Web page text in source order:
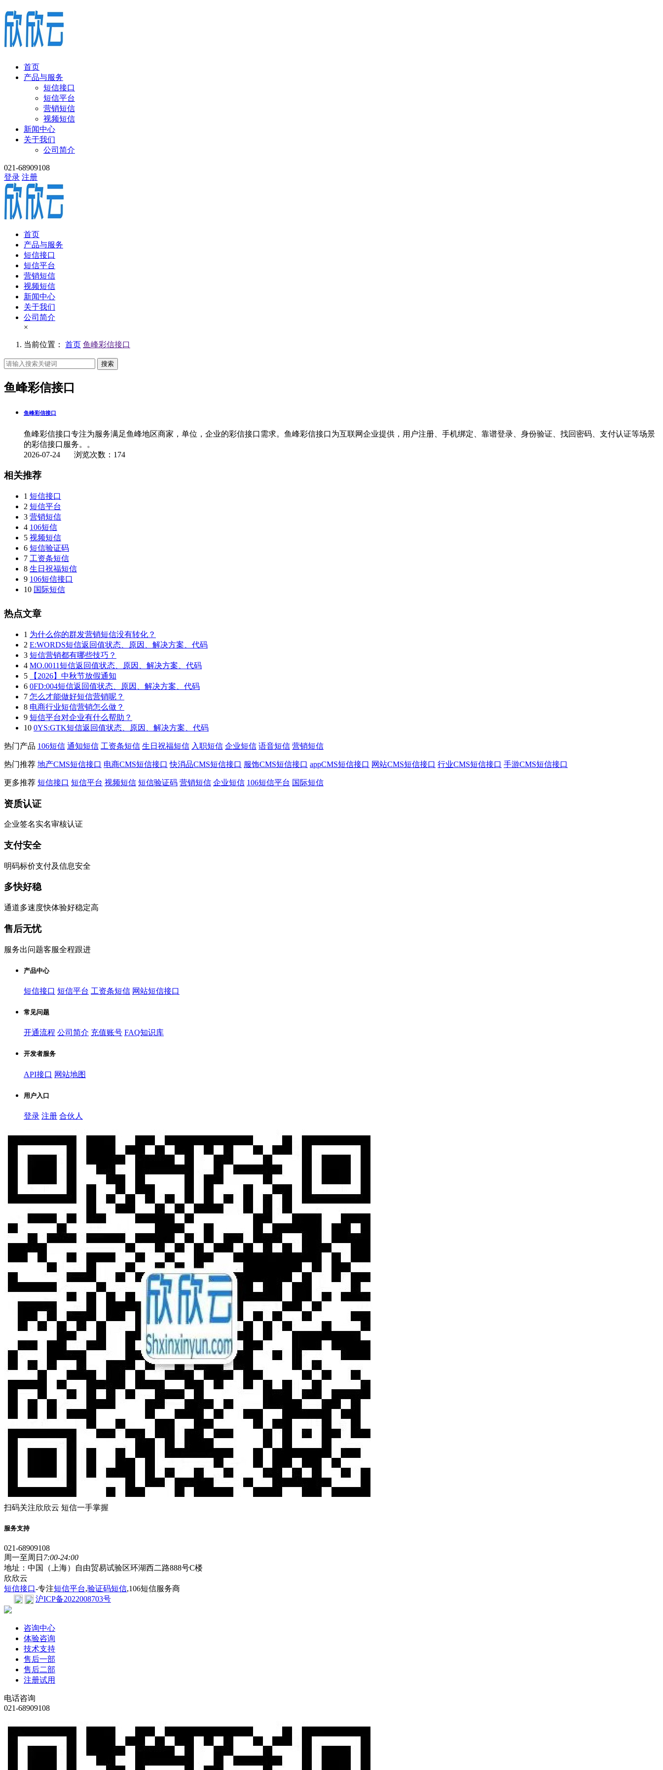
首页
产品与服务
短信接口
短信平台
营销短信
视频短信
新闻中心
关于我们
公司简介
021-68909108
登录 注册
首页
产品与服务
短信接口
短信平台
营销短信
视频短信
新闻中心
关于我们
公司简介
×
当前位置： 首页 鱼峰彩信接口
搜索
鱼峰彩信接口
鱼峰彩信接口
鱼峰彩信接口专注为服务满足鱼峰地区商家，单位，企业的彩信接口需求。鱼峰彩信接口为互联网企业提供，用户注册、手机绑定、靠谱登录、身份验证、找回密码、支付认证等场景
的彩信接口服务。。
2026-07-24 浏览次数：174
相关推荐
1 短信接口
2 短信平台
3 营销短信
4 106短信
5 视频短信
6 短信验证码
7 工资条短信
8 生日祝福短信
9 106短信接口
10 国际短信
热点文章
1 为什么你的群发营销短信没有转化？
2 E:WORDS短信返回值状态、原因、解决方案、代码
3 短信营销都有哪些技巧？
4 MO.0011短信返回值状态、原因、解决方案、代码
5
【2026】中秋节放假通知
6 0FD:004短信返回值状态、原因、解决方案、代码
7 怎么才能做好短信营销呢？
8 电商行业短信营销怎么做？
9 短信平台对企业有什么帮助？
10 0YS:GTK短信返回值状态、原因、解决方案、代码
热门产品 106短信 通知短信 工资条短信 生日祝福短信 入职短信 企业短信 语音短信 营销短信
热门推荐 地产CMS短信接口 电商CMS短信接口 快消品CMS短信接口 服饰CMS短信接口 appCMS短信接口 网站CMS短信接口 行业CMS短信接口 手游CMS短信接口
更多推荐 短信接口 短信平台 视频短信 短信验证码 营销短信 企业短信 106短信平台 国际短信
资质认证
企业签名实名审核认证
支付安全
明码标价支付及信息安全
多快好稳
通道多速度快体验好稳定高
售后无忧
服务出问题客服全程跟进
产品中心
短信接口 短信平台 工资条短信 网站短信接口
常见问题
开通流程 公司简介 充值账号 FAQ知识库
开发者服务
API接口 网站地图
用户入口
登录 注册 合伙人
扫码关注欣欣云 短信一手掌握
服务支持
021-68909108
周一至周日 7:00-24:00
地址：中国（上海）自由贸易试验区环湖西二路888号C楼
欣欣云
短信接口-专注短信平台,验证码短信,106短信服务商
沪ICP备2022008703号
咨询中心
体验咨询
技术支持
售后一部
售后二部
注册试用
电话咨询
021-68909108